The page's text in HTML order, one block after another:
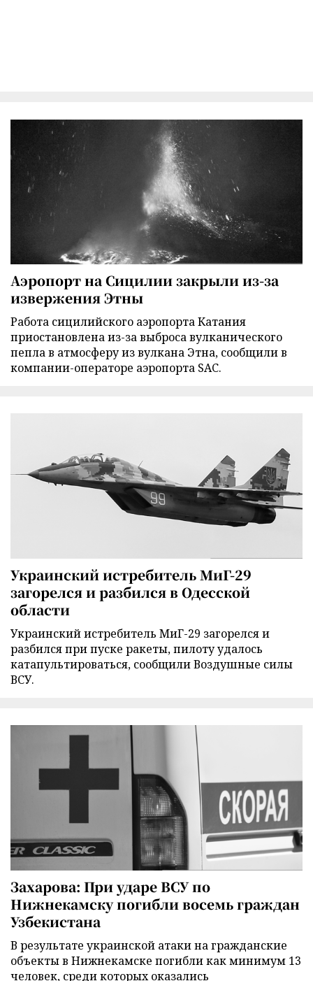
Аэропорт на Сицилии закрыли из-за
извержения Этны
Работа сицилийского аэропорта Катания
приостановлена из-за выброса вулканического
пепла в атмосферу из вулкана Этна, сообщили в
компании-операторе аэропорта SAC.
Украинский истребитель МиГ-29
загорелся и разбился в Одесской
области
Украинский истребитель МиГ-29 загорелся и
разбился при пуске ракеты, пилоту удалось
катапультироваться, сообщили Воздушные силы
ВСУ.
Захарова: При ударе ВСУ по
Нижнекамску погибли восемь граждан
Узбекистана
В результате украинской атаки на гражданские
объекты в Нижнекамске погибли как минимум 13
человек, среди которых оказались